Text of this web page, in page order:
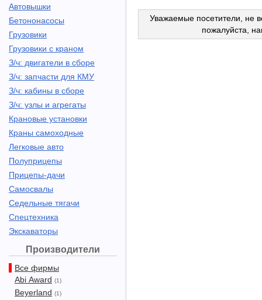
Автовышки
Бетононасосы
Грузовики
Грузовики с краном
З/ч: двигатели в сборе
З/ч: запчасти для КМУ
З/ч: кабины в сборе
З/ч: узлы и агрегаты
Крановые установки
Краны самоходные
Легковые авто
Полуприцепы
Прицепы-дачи
Самосвалы
Седельные тягачи
Спецтехника
Экскаваторы
Производители
Все фирмы
Abi Award (1)
Beyerland (1)
Уважаемые посетители, не
пожалуйста,